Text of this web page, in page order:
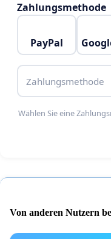
Zahlungsmethode
PayPal
Zahlungsmethode
Wählen Sie eine
Von anderen Nutzern